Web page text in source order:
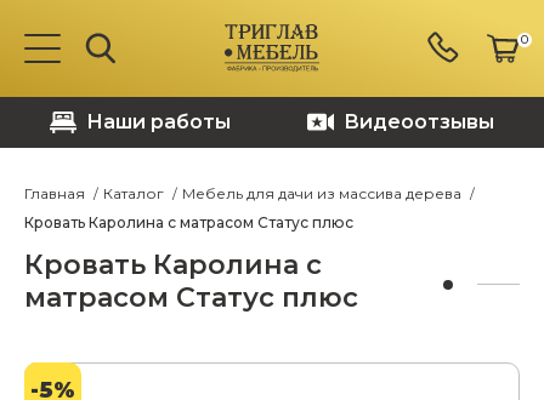
0
Наши работы Видеоотзывы
Главная Каталог
Мебель для дачи из массива дерева
Кровать Каролина с матрасом Статус плюс
Кровать Каролина с
матрасом Статус плюс
-5%